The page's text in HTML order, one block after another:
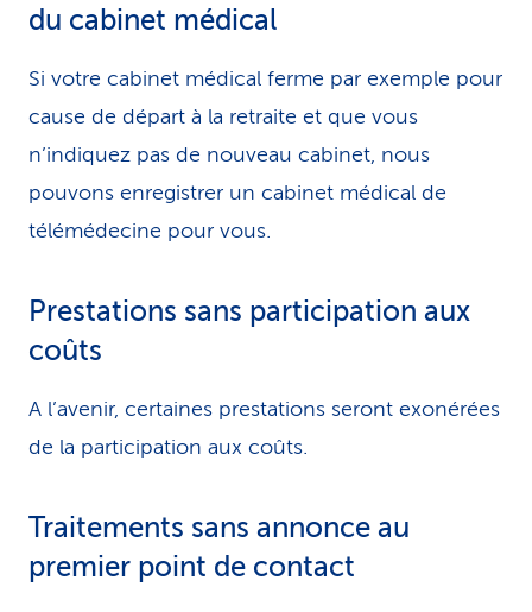
du cabinet médical
Si votre cabinet médical ferme par exemple pour
cause de départ à la retraite et que vous
n’indiquez pas de nouveau cabinet, nous
pouvons enregistrer un cabinet médical de
télémédecine pour vous.
Prestations sans participation aux
coûts
A l’avenir, certaines prestations seront exonérées
de la participation aux coûts.
Traitements sans annonce au
premier point de contact